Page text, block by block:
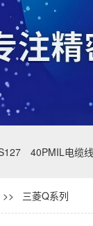
40PMIL电缆
>> 三菱Q系列